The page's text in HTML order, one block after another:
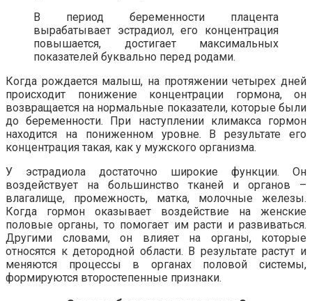
В период беременности плацента
вырабатывает эстрадиол, его концентрация
повышается, достигает максимальных
показателей буквально перед родами.
Когда рождается малыш, на протяжении четырех дней
происходит понижение концентрации гормона, он
возвращается на нормальные показатели, которые были
до беременности. При наступлении климакса гормон
находится на пониженном уровне. В результате его
концентрация такая, как у мужского организма.
У эстрадиола достаточно широкие функции. Он
воздействует на большинство тканей и органов –
влагалище, промежность, матка, молочные железы.
Когда гормон оказывает воздействие на женские
половые органы, то помогает им расти и развиваться.
Другими словами, он влияет на органы, которые
относятся к детородной области. В результате растут и
меняются процессы в органах половой системы,
формируются второстепенные признаки.